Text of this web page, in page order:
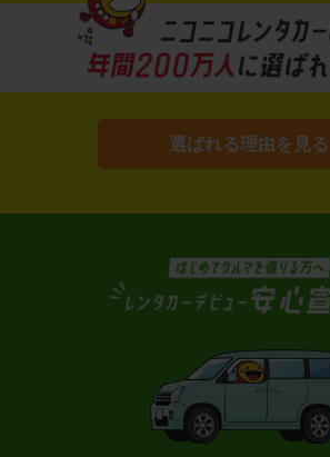
選ばれる理由を見る